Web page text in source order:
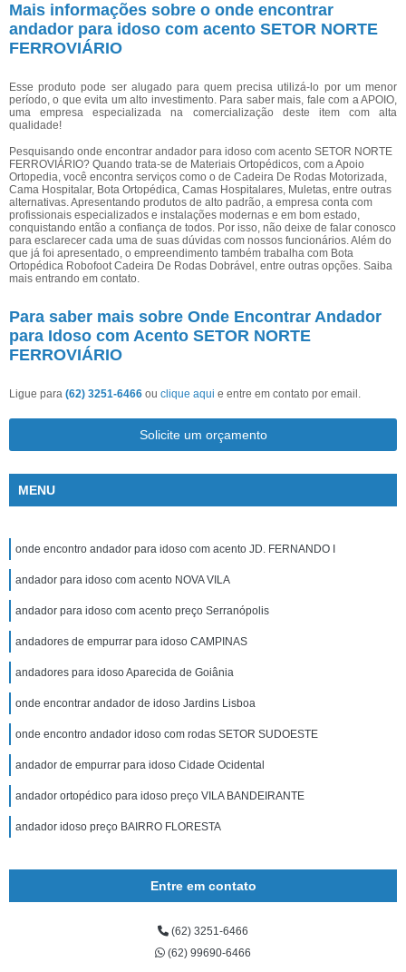
Mais informações sobre o onde encontrar
andador para idoso com acento SETOR NORTE
FERROVIÁRIO
Esse produto pode ser alugado para quem precisa utilizá-lo por um menor
período, o que evita um alto investimento. Para saber mais, fale com a APOIO,
uma empresa especializada na comercialização deste item com alta
qualidade!
Pesquisando onde encontrar andador para idoso com acento SETOR NORTE
FERROVIÁRIO? Quando trata-se de Materiais Ortopédicos, com a Apoio
Ortopedia, você encontra serviços como o de Cadeira De Rodas Motorizada,
Cama Hospitalar, Bota Ortopédica, Camas Hospitalares, Muletas, entre outras
alternativas. Apresentando produtos de alto padrão, a empresa conta com
profissionais especializados e instalações modernas e em bom estado,
conquistando então a confiança de todos. Por isso, não deixe de falar conosco
para esclarecer cada uma de suas dúvidas com nossos funcionários. Além do
que já foi apresentado, o empreendimento também trabalha com Bota
Ortopédica Robofoot Cadeira De Rodas Dobrável, entre outras opções. Saiba
mais entrando em contato.
Para saber mais sobre Onde Encontrar Andador
para Idoso com Acento SETOR NORTE
FERROVIÁRIO
Ligue para (62) 3251-6466 ou clique aqui e entre em contato por email.
Solicite um orçamento
MENU
onde encontro andador para idoso com acento JD. FERNANDO I
andador para idoso com acento NOVA VILA
andador para idoso com acento preço Serranópolis
andadores de empurrar para idoso CAMPINAS
andadores para idoso Aparecida de Goiânia
onde encontrar andador de idoso Jardins Lisboa
onde encontro andador idoso com rodas SETOR SUDOESTE
andador de empurrar para idoso Cidade Ocidental
andador ortopédico para idoso preço VILA BANDEIRANTE
andador idoso preço BAIRRO FLORESTA
Entre em contato
(62) 3251-6466
(62) 99690-6466